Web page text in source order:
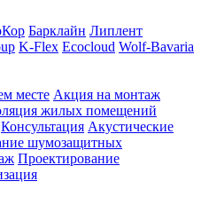
Барклайн Липлент
K-Flex Ecocloud Wolf-Bavaria
месте Акция на монтаж
жилых помещений
Консультация Акустические
шумозащитных
Проектирование